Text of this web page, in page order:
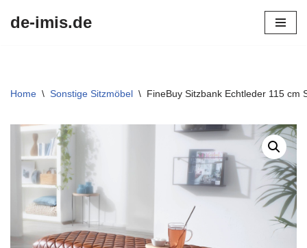
de-imis.de
Home \ Sonstige Sitzmöbel \ FineBuy Sitzbank Echtleder 115 cm